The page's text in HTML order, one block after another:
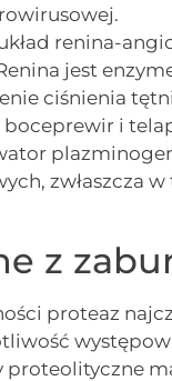
renina-
jest
ciśnienia
i
zwłaszcza
z
proteaz
proteolityczne